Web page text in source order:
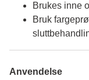
Brukes inne
Bruk
Anvendelse